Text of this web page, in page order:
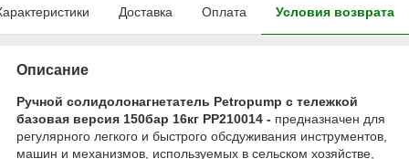
Доставка Оплата Условия возврата
Описание
Ручной солидолонагнетатель Petropump с тележкой
базовая версия 150бар 16кг PP210014​ - предназначен для
регулярного легкого и быстрого обсдуживания инструментов,
машин и механизмов, используемых в сельском хозяйстве,